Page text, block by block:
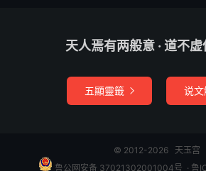
坐，收视返听，灭念存诚，呼吸定息
师复引真炁从天目中出，随笔於箓中
就中一点注念，湛然生化之机，其肇
境，更无挂碍。故曰：丹阳火会灵元
天人焉有两般意 · 道不
五顯靈籤  说文
© 2012-2026 天玉宫
鲁公网安备 37021302001004号 ​​​ · 鲁